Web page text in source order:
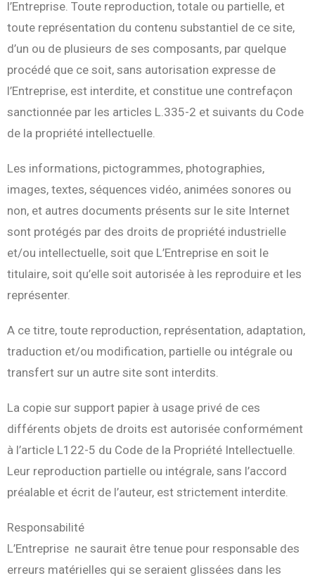
l’Entreprise. Toute reproduction, totale ou partielle, et
toute représentation du contenu substantiel de ce site,
d’un ou de plusieurs de ses composants, par quelque
procédé que ce soit, sans autorisation expresse de
l’Entreprise, est interdite, et constitue une contrefaçon
sanctionnée par les articles L.335-2 et suivants du Code
de la propriété intellectuelle.
Les informations, pictogrammes, photographies,
images, textes, séquences vidéo, animées sonores ou
non, et autres documents présents sur le site Internet
sont protégés par des droits de propriété industrielle
et/ou intellectuelle, soit que L’Entreprise en soit le
titulaire, soit qu’elle soit autorisée à les reproduire et les
représenter.
A ce titre, toute reproduction, représentation, adaptation,
traduction et/ou modification, partielle ou intégrale ou
transfert sur un autre site sont interdits.
La copie sur support papier à usage privé de ces
différents objets de droits est autorisée conformément
à l’article L122-5 du Code de la Propriété Intellectuelle.
Leur reproduction partielle ou intégrale, sans l’accord
préalable et écrit de l’auteur, est strictement interdite.
Responsabilité
L’Entreprise ne saurait être tenue pour responsable des
erreurs matérielles qui se seraient glissées dans les